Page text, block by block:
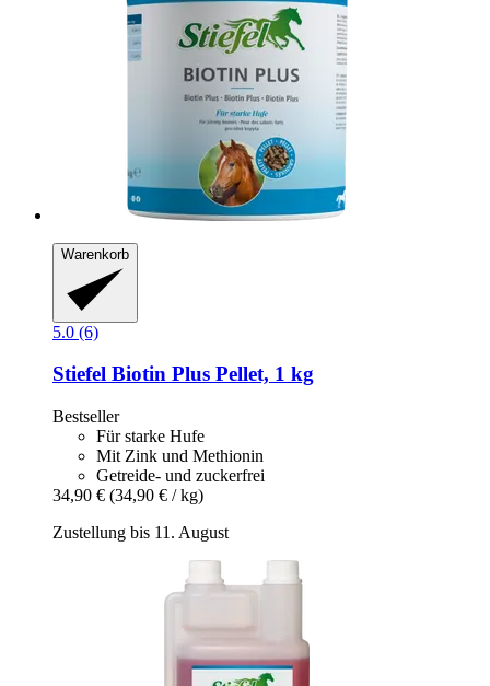
Warenkorb
5.0 (6)
Stiefel Biotin Plus Pellet, 1 kg
Bestseller
Für starke Hufe
Mit Zink und Methionin
Getreide- und zuckerfrei
34,90 € (34,90 € / kg)
Zustellung bis 11. August